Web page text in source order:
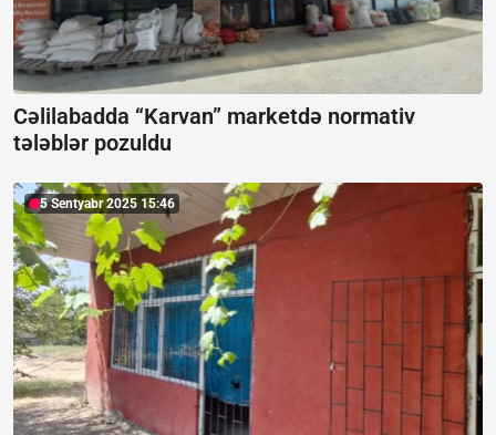
Cəlilabadda “Karvan” marketdə normativ
tələblər pozuldu
5 Sentyabr 2025 15:46